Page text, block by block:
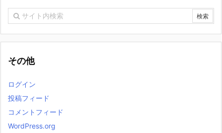
その他
ログイン
投稿フィード
コメントフィード
WordPress.org